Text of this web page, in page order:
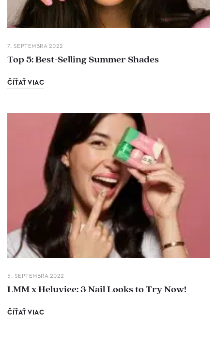
7. SEPTEMBRA 2022
Top 5: Best-Selling Summer Shades
ČÍŤAŤ VIAC
5. SEPTEMBRA 2022
LMM x Heluviee: 3 Nail Looks to Try Now!
ČÍŤAŤ VIAC